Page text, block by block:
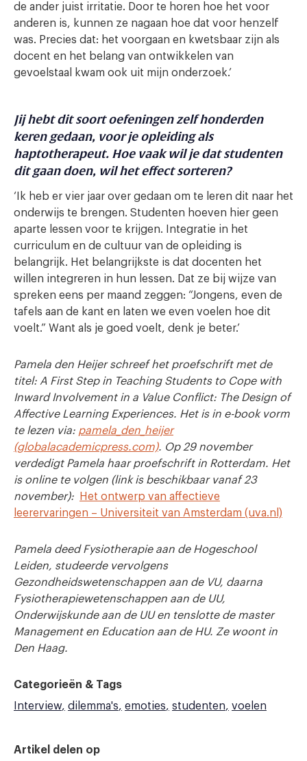
de ander juist irritatie. Door te horen hoe het voor
anderen is, kunnen ze nagaan hoe dat voor henzelf
was. Precies dat: het voorgaan en kwetsbaar zijn als
docent en het belang van ontwikkelen van
gevoelstaal kwam ook uit mijn onderzoek.’
Jij hebt dit soort oefeningen zelf honderden
keren gedaan, voor je opleiding als
haptotherapeut. Hoe vaak wil je dat studenten
dit gaan doen, wil het effect sorteren?
‘Ik heb er vier jaar over gedaan om te leren dit naar het
onderwijs te brengen. Studenten hoeven hier geen
aparte lessen voor te krijgen. Integratie in het
curriculum en de cultuur van de opleiding is
belangrijk. Het belangrijkste is dat docenten het
willen integreren in hun lessen. Dat ze bij wijze van
spreken eens per maand zeggen: “Jongens, even de
tafels aan de kant en laten we even voelen hoe dit
voelt.” Want als je goed voelt, denk je beter.’
Pamela den Heijer schreef het proefschrift met de
titel: A First Step in Teaching Students to Cope with
Inward Involvement in a Value Conflict: The Design of
Affective Learning Experiences. Het is in e-book vorm
te lezen via: pamela_den_heijer
(globalacademicpress.com). Op 29 november
verdedigt Pamela haar proefschrift in Rotterdam. Het
is online te volgen (link is beschikbaar vanaf 23
november):
Het ontwerp van affectieve
leerervaringen – Universiteit van Amsterdam (uva.nl)
Pamela deed Fysiotherapie aan de Hogeschool
Leiden, studeerde vervolgens
Gezondheidswetenschappen aan de VU, daarna
Fysiotherapiewetenschappen aan de UU,
Onderwijskunde aan de UU en tenslotte de master
Management en Education aan de HU. Ze woont in
Den Haag.
Categorieën & Tags
Interview dilemma's emoties studenten voelen
Artikel delen op